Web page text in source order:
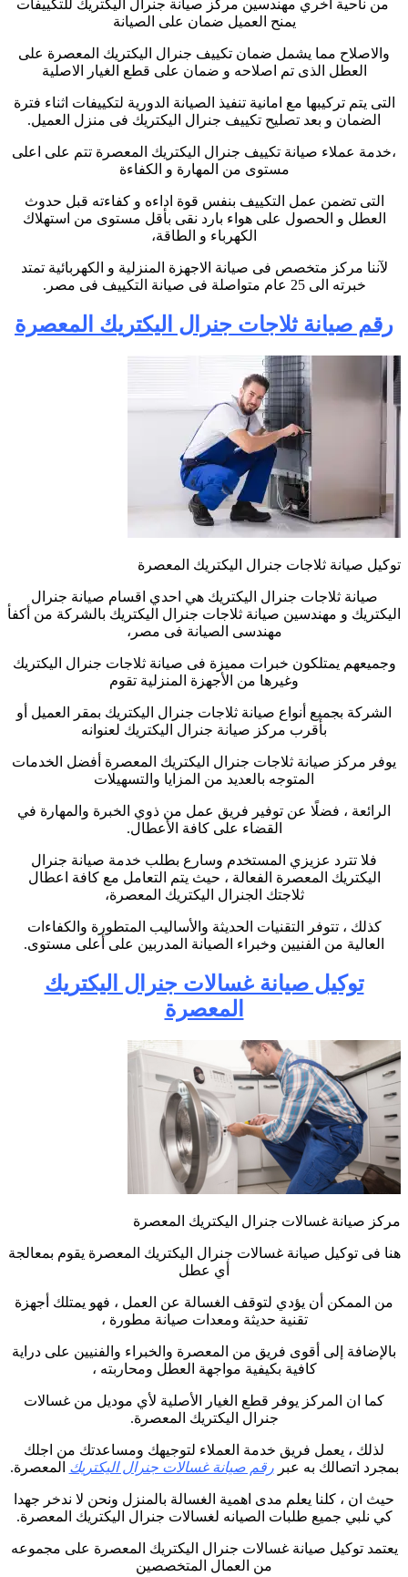
من ناحية اخري مهندسين مركز صيانة جنرال اليكتريك للتكييفات
يمنح العميل ضمان على الصيانة
والاصلاح مما يشمل ضمان تكييف جنرال اليكتريك المعصرة على
العطل الذى تم اصلاحه و ضمان على قطع الغيار الاصلية
التى يتم تركيبها مع امانية تنفيذ الصيانة الدورية لتكييفات اثناء فترة
الضمان و بعد تصليح تكييف جنرال اليكتريك فى منزل العميل.
،خدمة عملاء صيانة تكييف جنرال اليكتريك المعصرة تتم على اعلى
مستوى من المهارة و الكفاءة
التى تضمن عمل التكييف بنفس قوة اداءه و كفاءته قبل حدوث
العطل و الحصول على هواء بارد نقى بأقل مستوى من استهلاك
الكهرباء و الطاقة،
لآننا مركز متخصص فى صيانة الاجهزة المنزلية و الكهربائية تمتد
خبرته الى 25 عام متواصلة فى صيانة التكييف فى مصر.
رقم صيانة ثلاجات جنرال اليكتريك المعصرة
توكيل صيانة ثلاجات جنرال اليكتريك المعصرة
صيانة ثلاجات جنرال اليكتريك هي احدي اقسام صيانة جنرال
اليكتريك و مهندسين صيانة ثلاجات جنرال اليكتريك بالشركة من أكفأ
مهندسى الصيانة فى مصر،
وجميعهم يمتلكون خبرات مميزة فى صيانة ثلاجات جنرال اليكتريك
وغيرها من الأجهزة المنزلية تقوم
الشركة بجميع أنواع صيانة ثلاجات جنرال اليكتريك بمقر العميل أو
بأقرب مركز صيانة جنرال اليكتريك لعنوانه
يوفر مركز صيانة ثلاجات جنرال اليكتريك المعصرة أفضل الخدمات
المتوجه بالعديد من المزايا والتسهيلات
الرائعة ، فضلًا عن توفير فريق عمل من ذوي الخبرة والمهارة في
القضاء على كافة الأعطال.
فلا تترد عزيزي المستخدم وسارع بطلب خدمة صيانة جنرال
اليكتريك المعصرة الفعالة ، حيث يتم التعامل مع كافة اعطال
ثلاجتك الجنرال اليكتريك المعصرة،
كذلك ، تتوفر التقنيات الحديثة والأساليب المتطورة والكفاءات
العالية من الفنيين وخبراء الصيانة المدربين على أعلى مستوى.
توكيل صيانة غسالات جنرال اليكتريك
المعصرة
مركز صيانة غسالات جنرال اليكتريك المعصرة
هنا فى توكيل صيانة غسالات جنرال اليكتريك المعصرة يقوم بمعالجة
أي عطل
من الممكن أن يؤدي لتوقف الغسالة عن العمل ، فهو يمتلك أجهزة
تقنية حديثة ومعدات صيانة مطورة ،
بالإضافة إلى أقوى فريق من المعصرة والخبراء والفنيين على دراية
كافية بكيفية مواجهة العطل ومحاربته ،
كما ان المركز يوفر قطع الغيار الأصلية لأي موديل من غسالات
جنرال اليكتريك المعصرة.
لذلك ، يعمل فريق خدمة العملاء لتوجيهك ومساعدتك من اجلك
بمجرد اتصالك به عبررقم صيانة غسالات جنرال اليكتريك المعصرة.
حيث ان ، كلنا يعلم مدى اهمية الغسالة بالمنزل ونحن لا ندخر جهدا
كي نلبي جميع طلبات الصيانه لغسالات جنرال اليكتريك المعصرة.
يعتمد توكيل صيانة غسالات جنرال اليكتريك المعصرة على مجموعه
من العمال المتخصصين